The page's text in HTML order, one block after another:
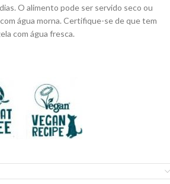
O alimento pode ser servido seco ou
água morna. Certifique-se de que tem
com água fresca.